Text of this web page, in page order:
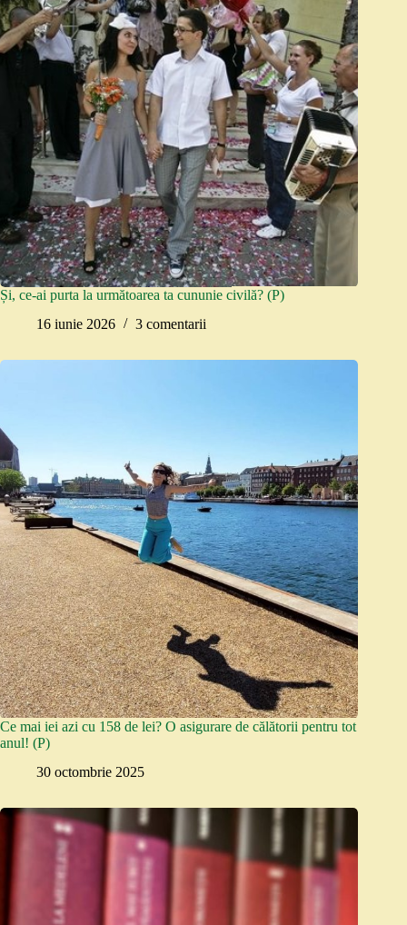
Și, ce-ai purta la următoarea ta cununie civilă? (P)
16 iunie 2026
3 comentarii
Ce mai iei azi cu 158 de lei? O asigurare de călătorii pentru tot
anul! (P)
30 octombrie 2025